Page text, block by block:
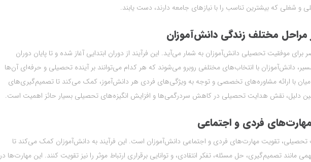
شغلی که بیشترین تناسب را با نیازهای جامعه دارند، دست یابند.
مختلف زندگی دانش‌آموزان
موفقیت تحصیلی دانش‌آموزان به شمار می‌آید. این فرآیند از دوران ابتدایی آغاز شده و تا پایان دوران
دانش‌آموزان با انتخاب‌های مختلفی روبرو می‌شوند که هر کدام می‌توانند بر آینده تحصیلی و حرفه‌ای آن‌ها
میان با ارائه مشاوره‌های تخصصی و توجه به ویژگی‌های فردی هر دانش‌آموز، کمک می‌کند تا تصمیم‌گیری‌های
دلیل، نقش هدایت تحصیلی در کاهش سردرگمی‌ها و افزایش انگیزه‌های تحصیلی بسیار حائز اهمیت است.
فردی و اجتماعی
تقویت مهارت‌های فردی و اجتماعی دانش‌آموزان است. این فرآیند به دانش‌آموزان کمک می‌کند تا
تصمیم‌گیری، حل مسئله، تفکر انتقادی، و توانایی برقراری ارتباط موثر را نیز تقویت کنند. این مهارت‌ها در